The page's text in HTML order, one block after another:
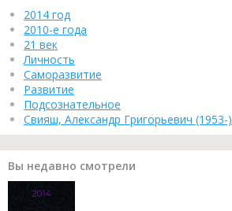
2014 год
2010-е года
21 век
Личность
Саморазвитие
Развитие
Подсознательное
Свияш, Александр Григорьевич (1953-)
Вы недавно смотрели